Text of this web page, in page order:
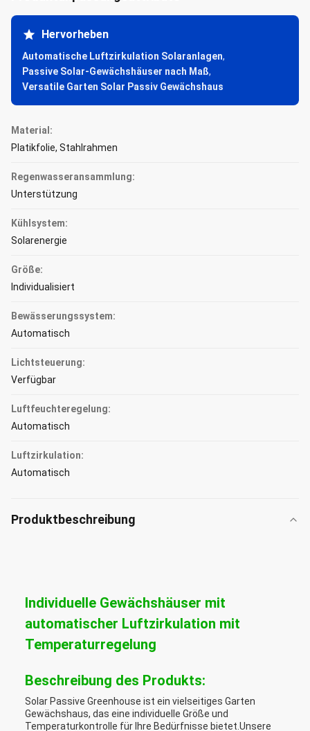
Hervorheben
Automatische Luftzirkulation Solaranlagen,
Passive Solar-Gewächshäuser nach Maß,
Versatile Garten Solar Passiv Gewächshaus
Material:
Platikfolie, Stahlrahmen
Regenwasseransammlung:
Unterstützung
Kühlsystem:
Solarenergie
Größe:
Individualisiert
Bewässerungssystem:
Automatisch
Lichtsteuerung:
Verfügbar
Luftfeuchteregelung:
Automatisch
Luftzirkulation:
Automatisch
Produktbeschreibung
Individuelle Gewächshäuser mit
automatischer Luftzirkulation mit
Temperaturregelung
Beschreibung des Produkts:
Solar Passive Greenhouse ist ein vielseitiges Garten
Gewächshaus, das eine individuelle Größe und
Temperaturkontrolle für Ihre Bedürfnisse bietet.Unsere